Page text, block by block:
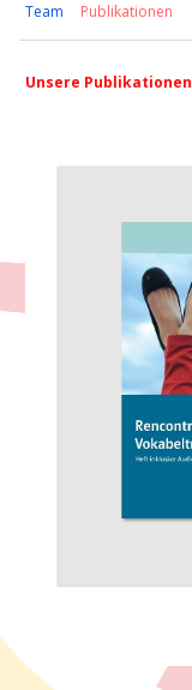
Team Publikationen
Unsere Publikationen